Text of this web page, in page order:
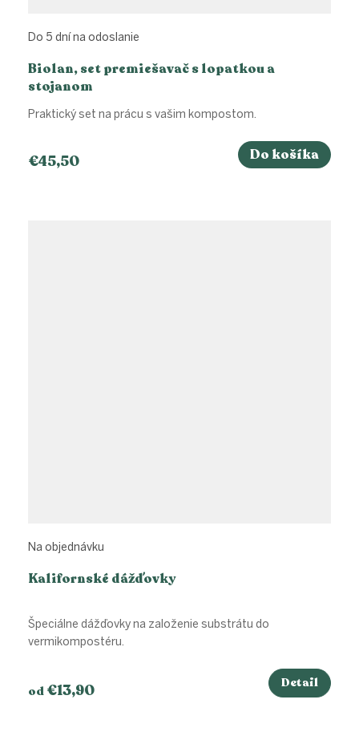
Biolan, set premiešavač s lopatkou a
stojanom
Do 5 dní na odoslanie
€45,50 Do košíka
Praktický set na prácu s vašim kompostom.
Kalifornské dážďovky
Na objednávku
od €13,90 Detail
Špeciálne dážďovky na založenie substrátu do
vermikompostéru.